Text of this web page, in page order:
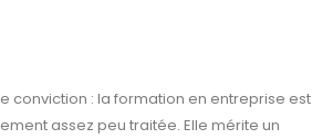
conviction : la formation en entreprise est
assez peu traitée. Elle mérite un